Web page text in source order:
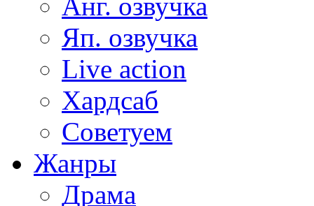
Яп. озвучка
Live action
Хардсаб
Советуем
Жанры
Драма